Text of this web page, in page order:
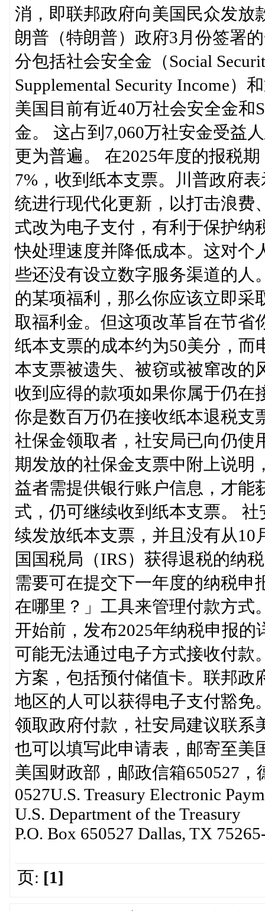
消，即联邦政府向美国民众发放
朗普（特朗普）政府3月份签署
分包括社会安全金（Social
Supplemental Security Income
美国目前有近40万社会安全金和
金。 这占到7,060万社安金受益
更为普遍。 在2025年度的报税
7%，收到纸本支票。川普政府
统进行现代化更新，以打击浪费
式改为电子支付，有利于保护纳
快处理速度并降低成本。这对个
些还没有设立数字服务渠道的人
的某项福利，那么你应该立即采
取福利金。但这项改革旨在节省
纸本支票的成本约为50美分，而
本支票被遗失、被窃或被窜改的
收到应得的款项如果你属于仍在
你是数百万仍在接收纸本退税支
社保金领取者，社安局已向仍使
期发放的社保金支票中附上说明
益者需提供银行账户信息，才能
式，仍可继续收到纸本支票。
续发放纸本支票，并且没有从
国国税局（IRS）获得退税的纳
需要可在提交下一年度的纳税申
在哪里？」工具来管理付款方式
开始前，发布2025年纳税申报
可能无法通过电子方式接收付款
方案，包括预付储值卡。联邦政
地区的人可以获得电子支付豁免
领取政府付款，社安局建议联系
也可以填写此申请表，邮寄至美
美国财政部，邮政信箱650527
0527U.S. Treasury Electronic
U.S. Department of the Treasury
P.O. Box 650527 Dallas, TX
页: [1]